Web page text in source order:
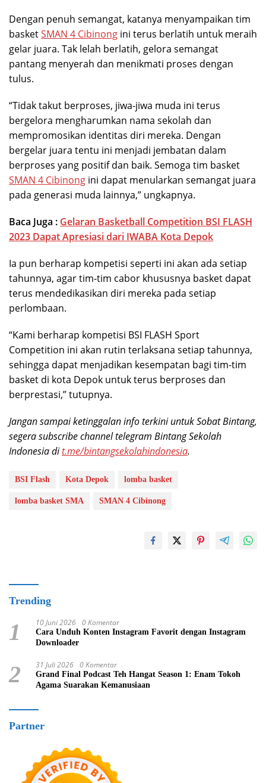
Dengan penuh semangat, katanya menyampaikan tim
basketSMAN 4 Cibinong ini terus berlatih untuk meraih
gelar juara. Tak lelah berlatih, gelora semangat
pantang menyerah dan menikmati proses dengan
tulus.
“Tidak takut berproses, jiwa-jiwa muda ini terus
bergelora mengharumkan nama sekolah dan
mempromosikan identitas diri mereka. Dengan
bergelar juara tentu ini menjadi jembatan dalam
berproses yang positif dan baik. Semoga tim basket
SMAN 4 Cibinong ini dapat menularkan semangat juara
pada generasi muda lainnya,” ungkapnya.
Baca Juga : Gelaran Basketball Competition BSI FLASH
2023 Dapat Apresiasi dari IWABA Kota Depok
Ia pun berharap kompetisi seperti ini akan ada setiap
tahunnya, agar tim-tim cabor khususnya basket dapat
terus mendedikasikan diri mereka pada setiap
perlombaan.
“Kami berharap kompetisi BSI FLASH Sport
Competition ini akan rutin terlaksana setiap tahunnya,
sehingga dapat menjadikan kesempatan bagi tim-tim
basket di kota Depok untuk terus berproses dan
berprestasi,” tutupnya.
Jangan sampai ketinggalan info terkini untuk Sobat Bintang,
segera subscribe channel telegram Bintang Sekolah
Indonesia dit.me/bintangsekolahindonesia.
BSI Flash Kota Depok lomba basket
lomba basket SMA SMAN 4 Cibinong
Trending
1 10 Juni 2026 0 Komentar
Cara Unduh Konten Instagram Favorit dengan Instagram
Downloader
2 31 Juli 2026 0 Komentar
Grand Final Podcast Teh Hangat Season 1: Enam Tokoh
Agama Suarakan Kemanusiaan
Partner